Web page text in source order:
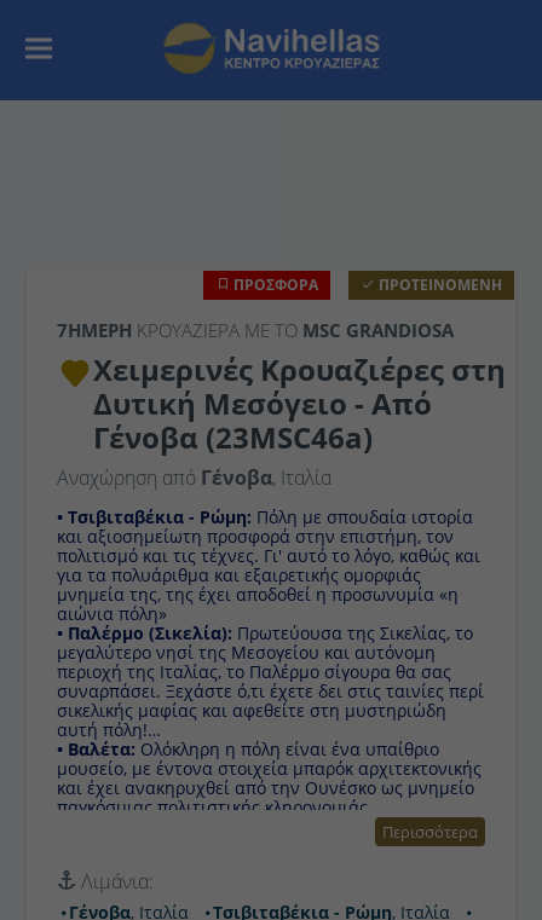
ΠΡΟΣΦΟΡΑ ΠΡΟΤΕΙΝΟΜΕΝΗ
7ΉΜΕΡΗ ΚΡΟΥΑΖΙΕΡΑ ΜΕ ΤΟMSC GRANDIOSA
Χειμερινές Κρουαζιέρες στη
Δυτική Μεσόγειο - Από Γένοβα
(23MSC46a)
Αναχώρηση απόΓένοβα, Ιταλία
• Τσιβιταβέκια - Ρώμη:Πόλη με σπουδαία ιστορία και
αξιοσημείωτη προσφορά στην επιστήμη, τον πολιτισμό
και τις τέχνες. Γι' αυτό το λόγο, καθώς και για τα
πολυάριθμα και εξαιρετικής ομορφιάς μνημεία της, της
έχει αποδοθεί η προσωνυμία «η αιώνια πόλη»
• Παλέρμο (Σικελία):
μεγαλύτερο νησί της Μεσογείου και αυτόνομη περιοχή
της Ιταλίας, το Παλέρμο σίγουρα θα σας συναρπάσει.
Ξεχάστε ό,τι έχετε δει στις ταινίες περί σικελικής μαφίας
και αφεθείτε στη μυστηριώδη αυτή πόλη!
• Βαλέτα: Ολόκληρη η πόλη είναι ένα υπαίθριο μουσείο,
με έντονα στοιχεία μπαρόκ αρχιτεκτονικής και έχει
ανακηρυχθεί από την Ουνέσκο ως μνημείο παγκόσμιας
πολιτιστικής κληρονομιάς.
• Βαρκελώνη:Πρωτεύουσα της Καταλωνίας, που τα
έχει όλα και είναι από τους πιο δημοφιλείς προορισμούς
Με άρωμα Ιστορίας και κοσμοπολιτισμό
πληθυσμών, χάρη στο πασίγνωστο λιμάνι της, είναι και
η παλιότερη πόλη της Γαλλίας, με δυνατή ιστορία 26
Περισσότερα
Λιμάνια:
Γένοβα, Ιταλία Τσιβιταβέκια - Ρώμη, Ιταλία